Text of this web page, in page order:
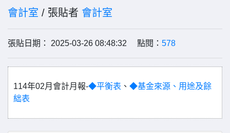
會計室 / 張貼者 會計室
張貼日期： 2025-03-26 08:48:32 點閱： 578
114年02月會計月報-◆平衡表 、 ◆基金來源、用途及餘
絀表